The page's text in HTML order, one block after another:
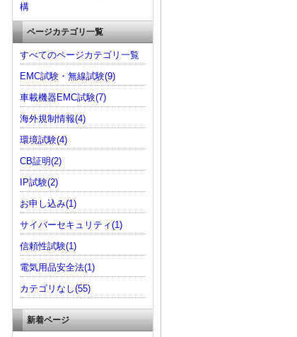
構
ページカテゴリ一覧
すべてのページカテゴリ一覧
EMC試験・無線試験(9)
車載機器EMC試験(7)
海外規制情報(4)
環境試験(4)
CB証明(2)
IP試験(2)
お申し込み(1)
サイバーセキュリティ(1)
信頼性試験(1)
電気用品安全法(1)
カテゴリなし(55)
新着ページ